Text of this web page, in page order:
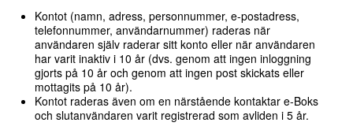
Kontot (namn, adress, personnummer, e-postadress,
telefonnummer, användarnummer) raderas när
användaren själv raderar sitt konto eller när användaren
har varit inaktiv i 10 år (dvs. genom att ingen inloggning
gjorts på 10 år och genom att ingen post skickats eller
mottagits på 10 år).
Kontot raderas även om en närstående kontaktar e-Boks
och slutanvändaren varit registrerad som avliden i 5 år.